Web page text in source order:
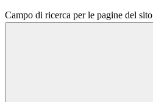
Campo di ricerca per le pagine del sito